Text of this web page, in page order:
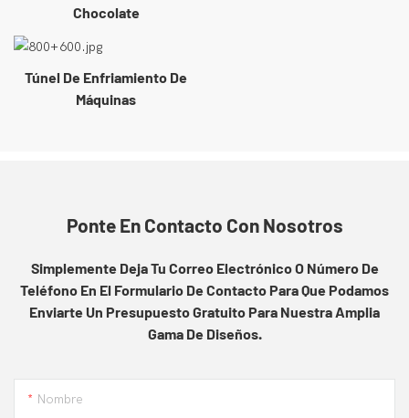
Chocolate
Túnel De Enfriamiento De
Máquinas
Ponte En Contacto Con Nosotros
Simplemente Deja Tu Correo Electrónico O Número De
Teléfono En El Formulario De Contacto Para Que Podamos
Enviarte Un Presupuesto Gratuito Para Nuestra Amplia
Gama De Diseños.
Nombre